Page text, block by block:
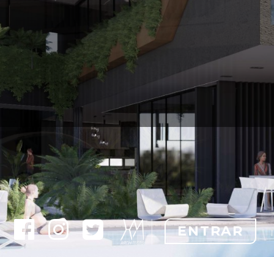
ENTRAR